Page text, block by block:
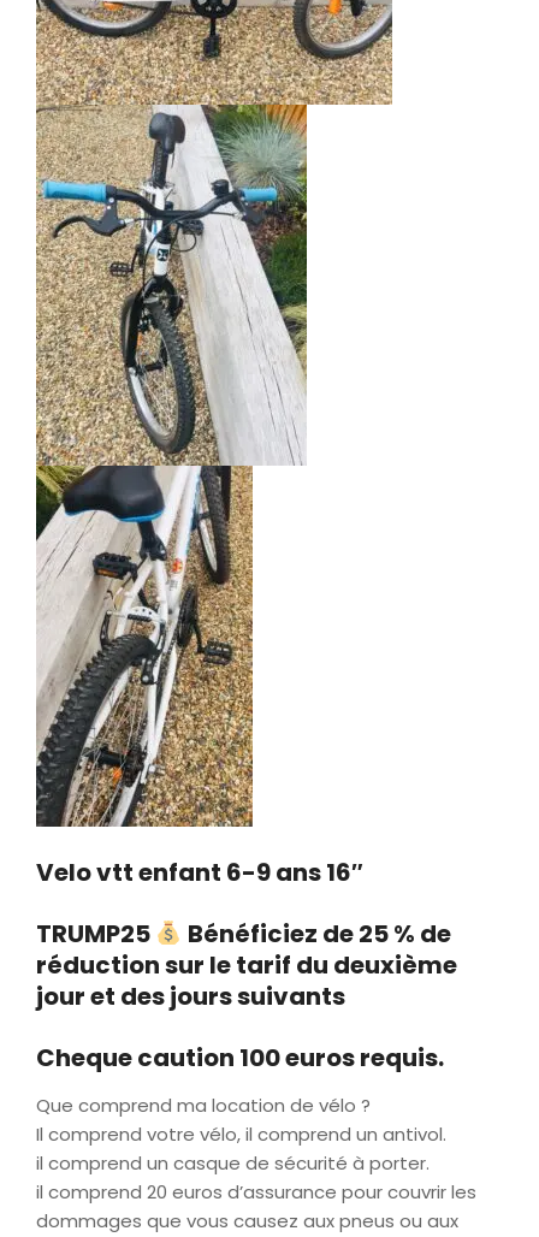
Velo vtt enfant 6-9 ans 16″
TRUMP25
Bénéficiez de 25 % de
réduction sur le tarif du deuxième
jour et des jours suivants
Cheque caution 100 euros requis.
Que comprend ma location de vélo ?
Il comprend votre vélo, il comprend un antivol.
il comprend un casque de sécurité à porter.
il comprend 20 euros d’assurance pour couvrir les
dommages que vous causez aux pneus ou aux